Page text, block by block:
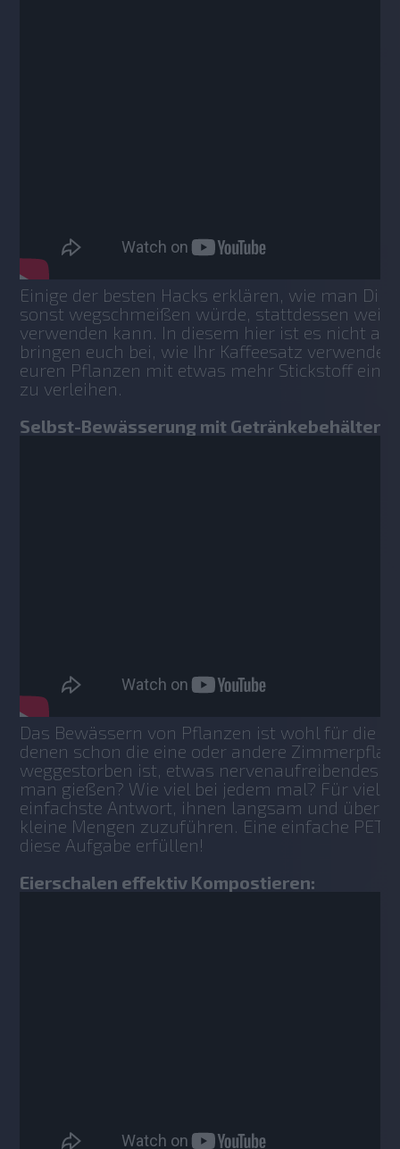
Einige der besten Hacks erklären, wie man
sonst wegschmeißen würde, stattdessen
verwenden kann. In diesem hier ist es nicht
bringen euch bei, wie Ihr Kaffeesatz
euren Pflanzen mit etwas mehr Stickstoff ein
zu verleihen.
Selbst-Bewässerung mit Getränkebehältern:
Das Bewässern von Pflanzen ist wohl für die
denen schon die eine oder andere
weggestorben ist, etwas nervenaufreibendes.
man gießen? Wie viel bei jedem mal? Für viele
einfachste Antwort, ihnen langsam und über
kleine Mengen zuzuführen. Eine einfache PET-
diese Aufgabe erfüllen!
Eierschalen effektiv Kompostieren: